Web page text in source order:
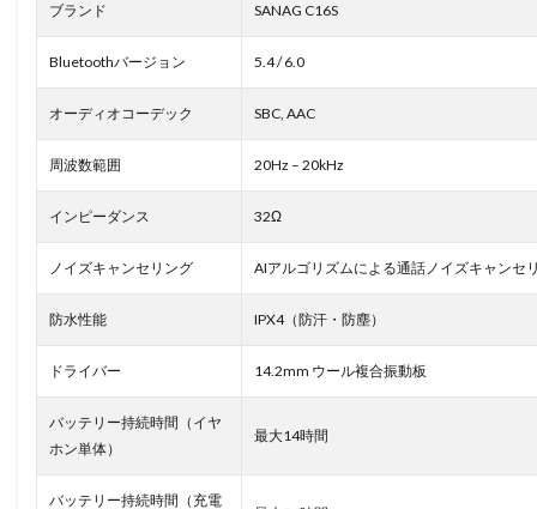
ブランド SANAG C16S
Bluetoothバージョン 5.4 / 6.0
オーディオコーデック SBC, AAC
周波数範囲 20Hz – 20kHz
インピーダンス 32Ω
ノイズキャンセリング AIアルゴリズムによる通話ノイズキャンセ
防水性能 IPX4（防汗・防塵）
ドライバー 14.2mm ウール複合振動板
バッテリー持続時間（イヤ
ホン単体）
最大14時間
バッテリー持続時間（充電